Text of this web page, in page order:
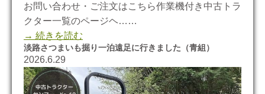
お問い合わせ・ご注文はこちら作業機付き中古トラ
クター一覧のページヘ……
→ 続きを読む
淡路さつまいも掘り一泊遠足に行きました（青組）
2026.6.29